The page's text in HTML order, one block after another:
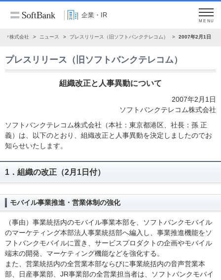
企業・IR
MENU
ク株式会社 ニュース プレスリリース（旧ソフトバンクテレコム） 2007年2月1日
プレスリリース（旧ソフトバンクテレコム）
組織改正と人事異動について
2007年2月1日
ソフトバンクテレコム株式会社
ソフトバンクテレコム株式会社（本社：東京都港区、社長：孫 正
義）は、以下のとおり、組織改正と人事異動を決定しましたのでお
知らせいたします。
1．組織の改正（2月1日付）
モバイル事業推進・営業体制の強化
（事由）事業統括内のモバイル事業本部を、ソフトバンクモバイル
のマーケティング本部法人事業統括部へ編入し、事業推進機能をソ
フトバンクモバイルに置き、サービスプロダクトの企画やモバイル
端末の開発、マーケティング機能などを強化する。
また、営業統括内の全営業本部ならびに事業統括内の音声営業本
部、日産事業部、JR事業部の全営業担当者は、ソフトバンクモバイ